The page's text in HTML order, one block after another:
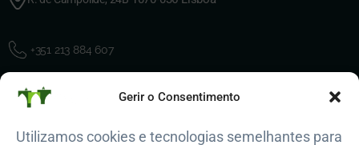
Gerir o Consentimento
Utilizamos cookies e tecnologias semelhantes para
+351 213 884 607
geral@jf-campolide.pt